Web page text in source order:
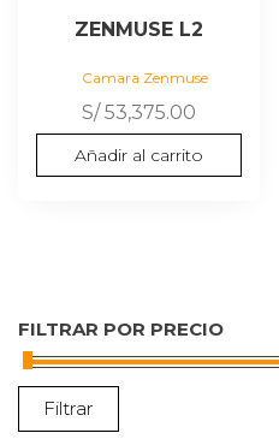
ZENMUSE L2
Camara Zenmuse
S/53,375.00
Añadir al carrito
FILTRAR POR PRECIO
Filtrar